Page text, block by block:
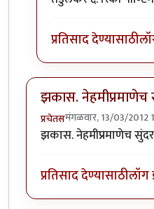
प्रतिसाद देण्यासाठी
झकास.
प्रचेतसमंगळवार, 13/03/2012
झकास. नेहमीप्रमाणेच
प्रतिसाद देण्यासाठीलॉग